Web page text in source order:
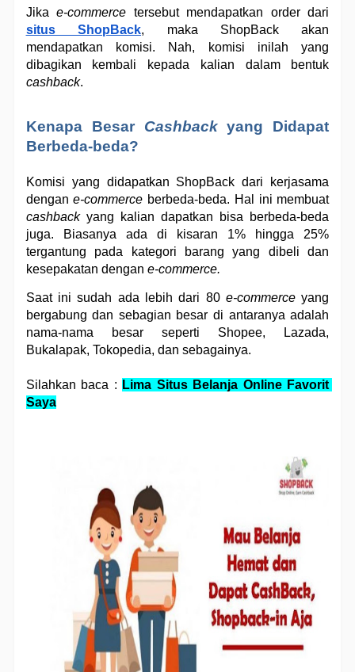
Jika e-commerce
situs ShopBack, maka ShopBack akan
mendapatkan komisi. Nah, komisi inilah yang
cashback.
Kenapa Besar Cashback yang Didapat
Berbeda-beda?
Komisi yang didapatkan ShopBack dari kerjasama
dengan e-commerce
berbeda-beda. Hal ini membuat
cashback yang kalian dapatkan bisa berbeda-beda
juga. Biasanya ada di kisaran 1% hingga 25%
tergantung pada kategori barang yang dibeli dan
kesepakatan dengan e-commerce.
Saat ini sudah ada lebih dari 80 e-commerce yang
bergabung dan sebagian besar di antaranya adalah
nama-nama besar seperti Shopee, Lazada,
Bukalapak, Tokopedia, dan sebagainya.
Silahkan baca : Lima Situs Belanja Online Favorit
Saya